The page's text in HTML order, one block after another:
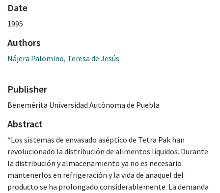
Date
1995
Authors
Nájera Palomino, Teresa de Jesús
Publisher
Benemérita Universidad Autónoma de Puebla
Abstract
“Los sistemas de envasado aséptico de Tetra Pak han
revolucionado la distribución de alimentos líquidos. Durante
la distribución y almacenamiento ya no es necesario
mantenerlos en refrigeración y la vida de anaquel del
producto se ha prolongado considerablemente. La demanda